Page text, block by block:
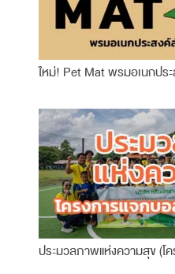
ใหม่! Pet Mat พรมอเนกปร
ประมวลภาพแห่งความสุข (โ